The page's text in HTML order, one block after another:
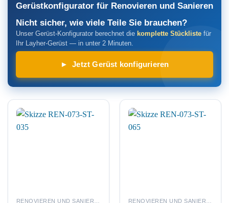
Gerüstkonfigurator für Renovieren und Sanieren
Nicht sicher, wie viele Teile Sie brauchen?
Unser Gerüst-Konfigurator berechnet die komplette Stückliste für
Ihr Layher-Gerüst — in unter 2 Minuten.
► Jetzt Gerüst konfigurieren